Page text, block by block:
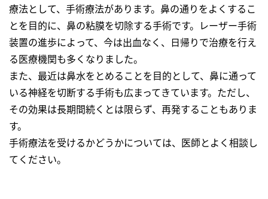
療法として、手術療法があります。鼻の通りをよくするこ
とを目的に、鼻の粘膜を切除する手術です。レーザー手術
装置の進歩によって、今は出血なく、日帰りで治療を行え
る医療機関も多くなりました。
また、最近は鼻水をとめることを目的として、鼻に通って
いる神経を切断する手術も広まってきています。ただし、
その効果は長期間続くとは限らず、再発することもありま
す。
手術療法を受けるかどうかについては、医師とよく相談し
てください。